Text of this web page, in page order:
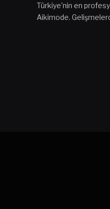
Türkiye'nin en
Aikimode.